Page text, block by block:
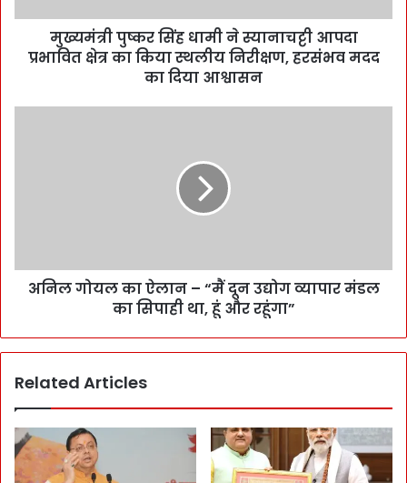
मुख्यमंत्री पुष्कर सिंह धामी ने स्यानाचट्टी आपदा
प्रभावित क्षेत्र का किया स्थलीय निरीक्षण, हरसंभव मदद
का दिया आश्वासन
अनिल गोयल का ऐलान – “मैं दून उद्योग व्यापार मंडल
का सिपाही था, हूं और रहूंगा”
Related Articles